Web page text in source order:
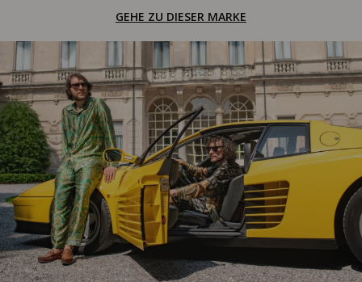
GEHE ZU DIESER MARKE